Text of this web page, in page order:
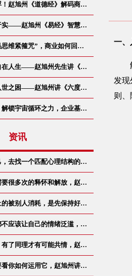
！赵旭州《道德经》解码商…
实——赵旭州《易经》智慧…
思维紧箍咒”，商业如何回…
在人生——赵旭州先生讲《…
世之困——赵旭州讲《六度…
解锁宇宙循环之力，企业基…
资讯
，去找一个匹配心理结构的…
要很多次的释怀和解放，赵…
被别人消耗，是先保持好…
不应该让自己的情绪泛滥，…
有了同理才有可能共情，赵…
你如何运用它，赵旭州讲…
一、
解
发
则